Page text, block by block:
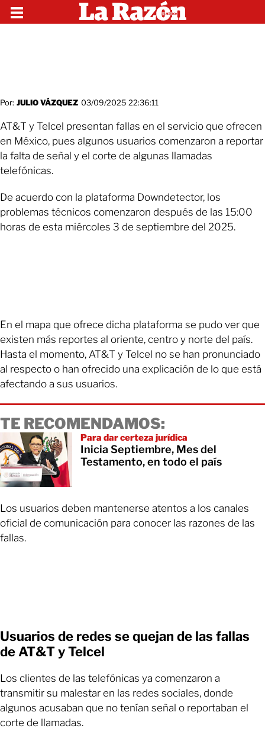
Por: JULIO VÁZQUEZ 03/09/2025 22:36:11
AT&T y Telcel presentan fallas en el servicio que ofrecen
en México, pues algunos usuarios comenzaron a reportar
la falta de señal y el corte de algunas llamadas
telefónicas.
De acuerdo con la plataforma Downdetector, los
problemas técnicos comenzaron después de las 15:00
horas de esta miércoles 3 de septiembre del 2025.
En el mapa que ofrece dicha plataforma se pudo ver que
existen más reportes al oriente, centro y norte del país.
Hasta el momento, AT&T y Telcel no se han pronunciado
al respecto o han ofrecido una explicación de lo que está
afectando a sus usuarios.
TE RECOMENDAMOS:
Para dar certeza jurídica
Inicia Septiembre, Mes del
Testamento, en todo el país
Los usuarios deben mantenerse atentos a los canales
oficial de comunicación para conocer las razones de las
fallas.
Usuarios de redes se quejan de las fallas
de AT&T y Telcel
Los clientes de las telefónicas ya comenzaron a
transmitir su malestar en las redes sociales, donde
algunos acusaban que no tenían señal o reportaban el
corte de llamadas.